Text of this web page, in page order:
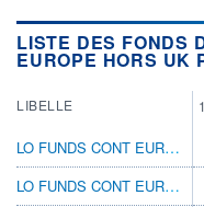
LISTE DES FONDS
EUROPE HORS UK
LIBELLE
LO FUNDS CONT EUROPE FAMILY LDRS EUR ND
LO FUNDS CONT EUROPE FAMILY LDRS EUR SA